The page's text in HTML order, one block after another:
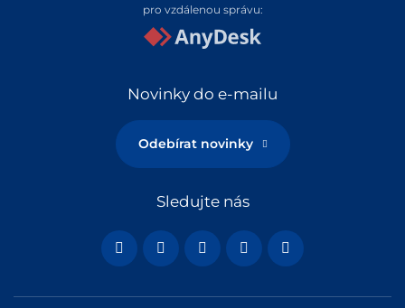
pro vzdálenou správu:
Novinky do e-mailu
Odebírat novinky
Sledujte nás